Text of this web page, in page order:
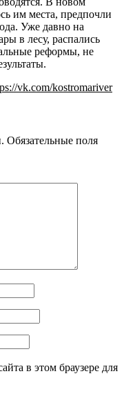
им места, предпочли
Уже давно на
в лесу, распались
реформы, не
vk.com/kostromariver
Обязательные поля
в этом браузере для